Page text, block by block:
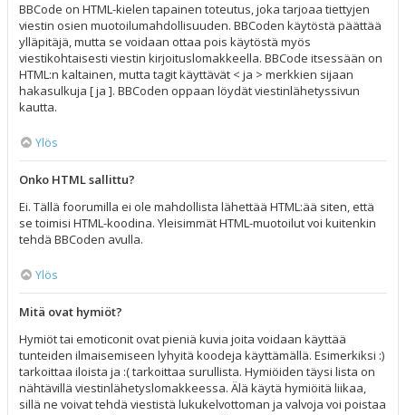
BBCode on HTML-kielen tapainen toteutus, joka tarjoaa tiettyjen
viestin osien muotoilumahdollisuuden. BBCoden käytöstä päättää
ylläpitäjä, mutta se voidaan ottaa pois käytöstä myös
viestikohtaisesti viestin kirjoituslomakkeella. BBCode itsessään on
HTML:n kaltainen, mutta tagit käyttävät < ja > merkkien sijaan
hakasulkuja [ ja ]. BBCoden oppaan löydät viestinlähetyssivun
kautta.
Ylös
Onko HTML sallittu?
Ei. Tällä foorumilla ei ole mahdollista lähettää HTML:ää siten, että
se toimisi HTML-koodina. Yleisimmät HTML-muotoilut voi kuitenkin
tehdä BBCoden avulla.
Ylös
Mitä ovat hymiöt?
Hymiöt tai emoticonit ovat pieniä kuvia joita voidaan käyttää
tunteiden ilmaisemiseen lyhyitä koodeja käyttämällä. Esimerkiksi :)
tarkoittaa iloista ja :( tarkoittaa surullista. Hymiöiden täysi lista on
nähtävillä viestinlähetyslomakkeessa. Älä käytä hymiöitä liikaa,
sillä ne voivat tehdä viestistä lukukelvottoman ja valvoja voi poistaa